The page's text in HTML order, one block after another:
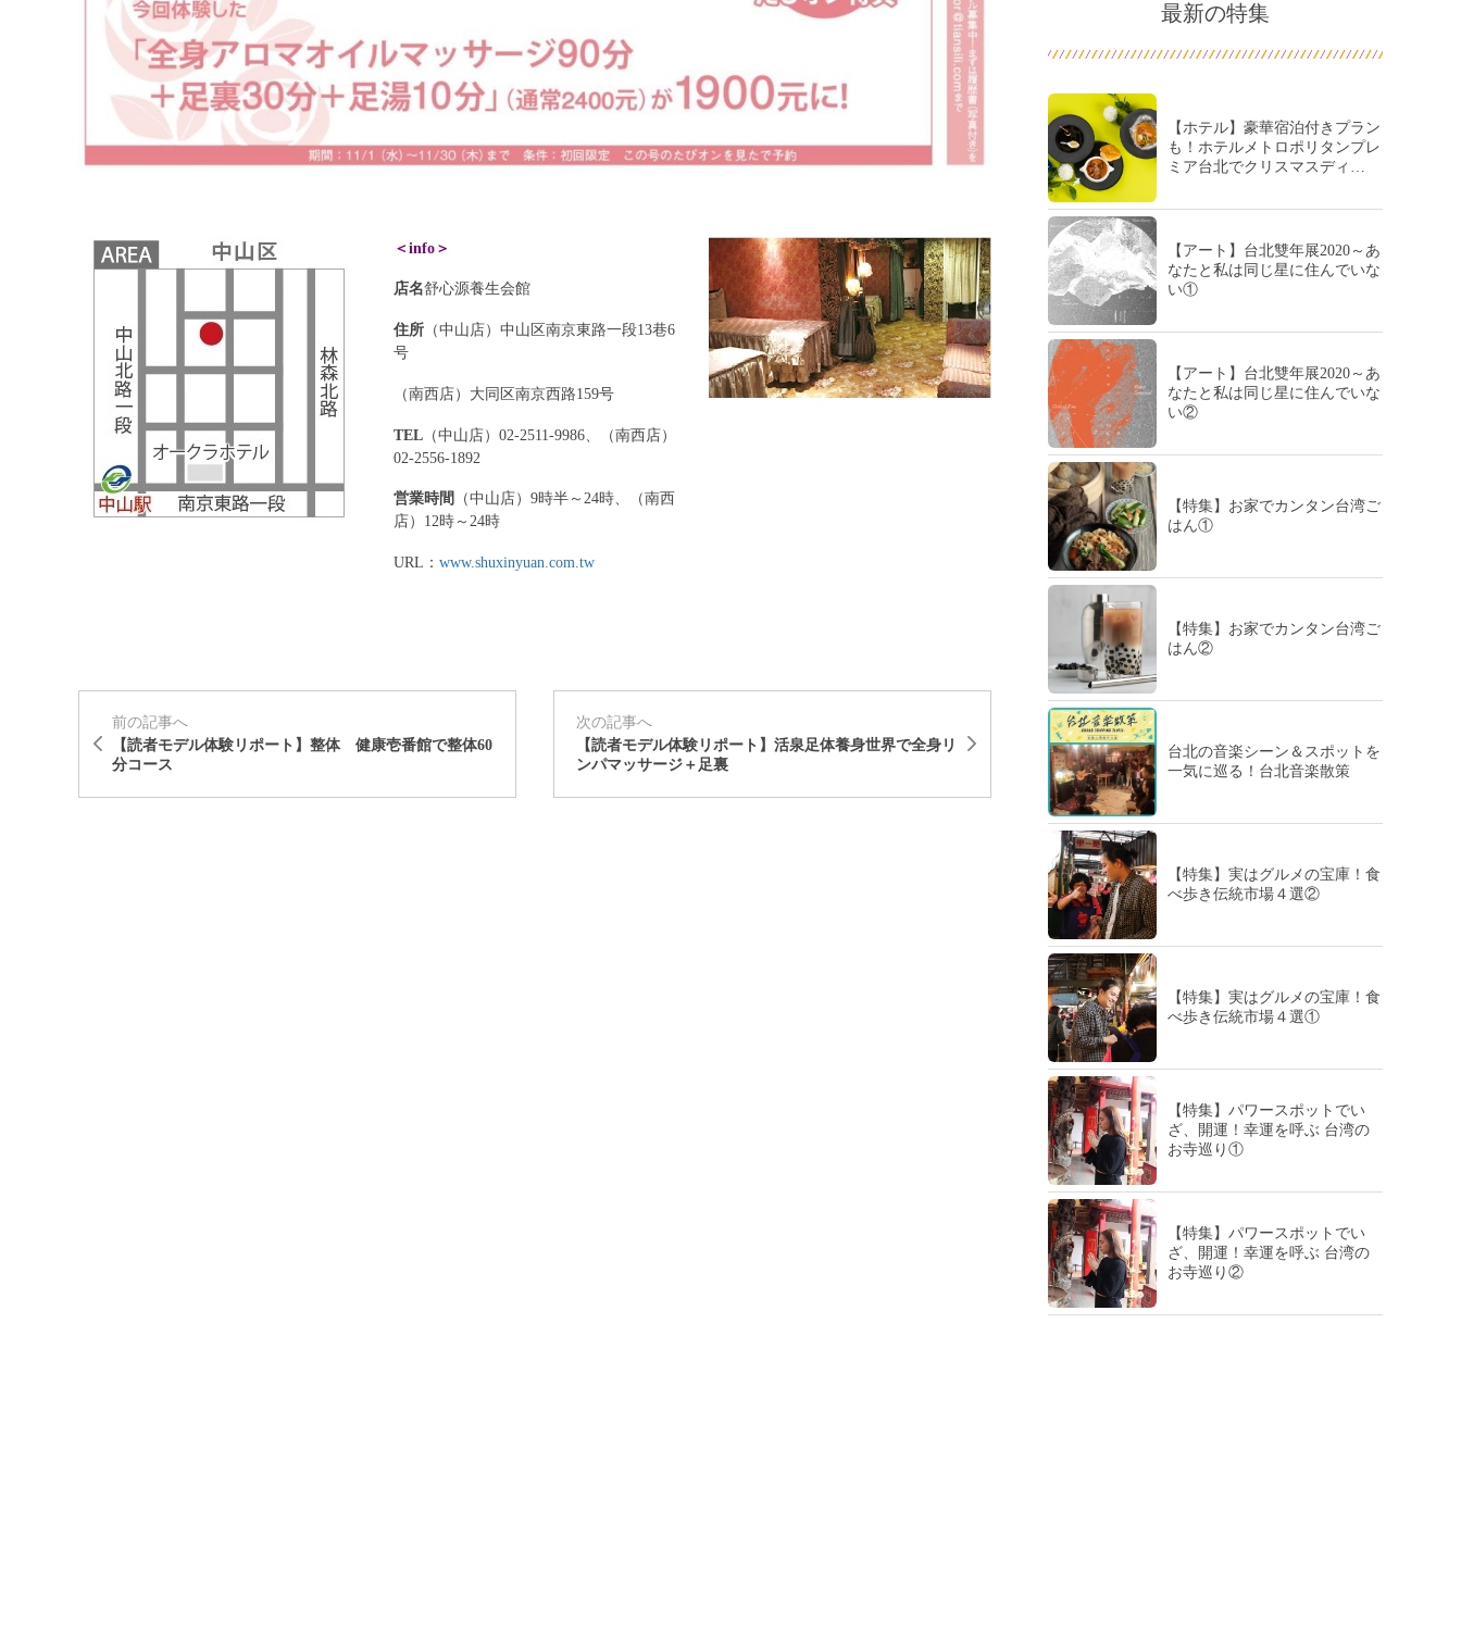
＜info＞
店名舒心源養生会館
住所（中山店）中山区南京東路一段13巷6
号
（南西店）大同区南京西路159号
TEL（中山店）02-2511-9986、（南西店）
02-2556-1892
営業時間
（中山店）9時半～24時、（南西
店）12時～24時
URL： www.shuxinyuan.com.tw
前の記事へ
【読者モデル体験リポート】整体 健康壱番館で整体60
分コース
次の記事へ
【読者モデル体験リポート】活泉足体養身世界で全身リ
ンパマッサージ＋足裏
最新の特集
【ホテル】豪華宿泊付きプラン
も！ホテルメトロポリタンプレ
ミア台北でクリスマスディ…
【アート】台北雙年展2020～あ
なたと私は同じ星に住んでいな
い①
【アート】台北雙年展2020～あ
なたと私は同じ星に住んでいな
い②
【特集】お家でカンタン台湾ご
はん①
【特集】お家でカンタン台湾ご
はん②
台北の音楽シーン＆スポットを
一気に巡る！台北音楽散策
【特集】実はグルメの宝庫！食
べ歩き伝統市場４選②
【特集】実はグルメの宝庫！食
べ歩き伝統市場４選①
【特集】パワースポットでい
ざ、開運！幸運を呼ぶ 台湾の
お寺巡り①
【特集】パワースポットでい
ざ、開運！幸運を呼ぶ 台湾の
お寺巡り②